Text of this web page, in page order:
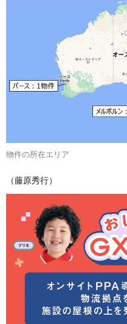
物件の所在エリア
（藤原秀行）